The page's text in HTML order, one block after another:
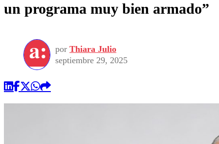
un programa muy bien armado”
por Thiara Julio
septiembre 29, 2025